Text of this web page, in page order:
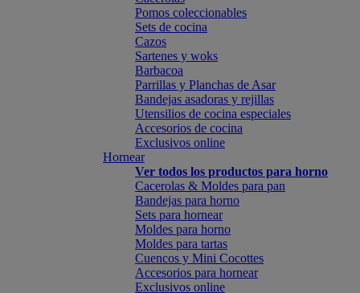
Pomos coleccionables
Sets de cocina
Cazos
Sartenes y woks
Barbacoa
Parrillas y Planchas de Asar
Bandejas asadoras y rejillas
Utensilios de cocina especiales
Accesorios de cocina
Exclusivos online
Hornear
Ver todos los productos para horno
Cacerolas & Moldes para pan
Bandejas para horno
Sets para hornear
Moldes para horno
Moldes para tartas
Cuencos y Mini Cocottes
Accesorios para hornear
Exclusivos online